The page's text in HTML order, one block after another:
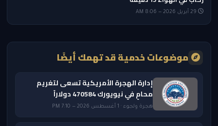
موضوعات خدمية قد تهمك أيضًا
إدارة الهجرة الأمريكية تسعى لتغريم
محامٍ في نيويورك 470584 دولاراً
هجرة ولجوء · 1 أغسطس 2026 — 7:10 PM